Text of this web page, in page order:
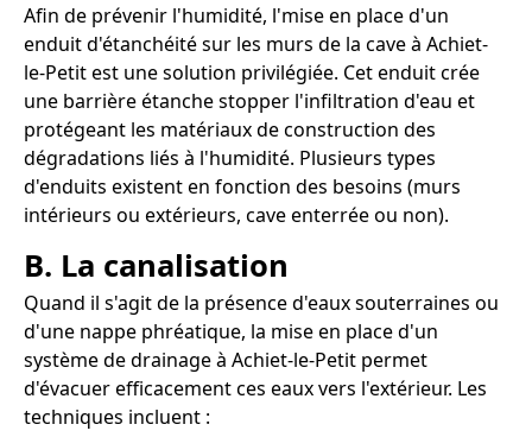
Afin de prévenir l'humidité, l'mise en place d'un
enduit d'étanchéité sur les murs de la cave à Achiet-
le-Petit est une solution privilégiée. Cet enduit crée
une barrière étanche stopper l'infiltration d'eau et
protégeant les matériaux de construction des
dégradations liés à l'humidité. Plusieurs types
d'enduits existent en fonction des besoins (murs
intérieurs ou extérieurs, cave enterrée ou non).
B. La canalisation
Quand il s'agit de la présence d'eaux souterraines ou
d'une nappe phréatique, la mise en place d'un
système de drainage à Achiet-le-Petit permet
d'évacuer efficacement ces eaux vers l'extérieur. Les
techniques incluent :